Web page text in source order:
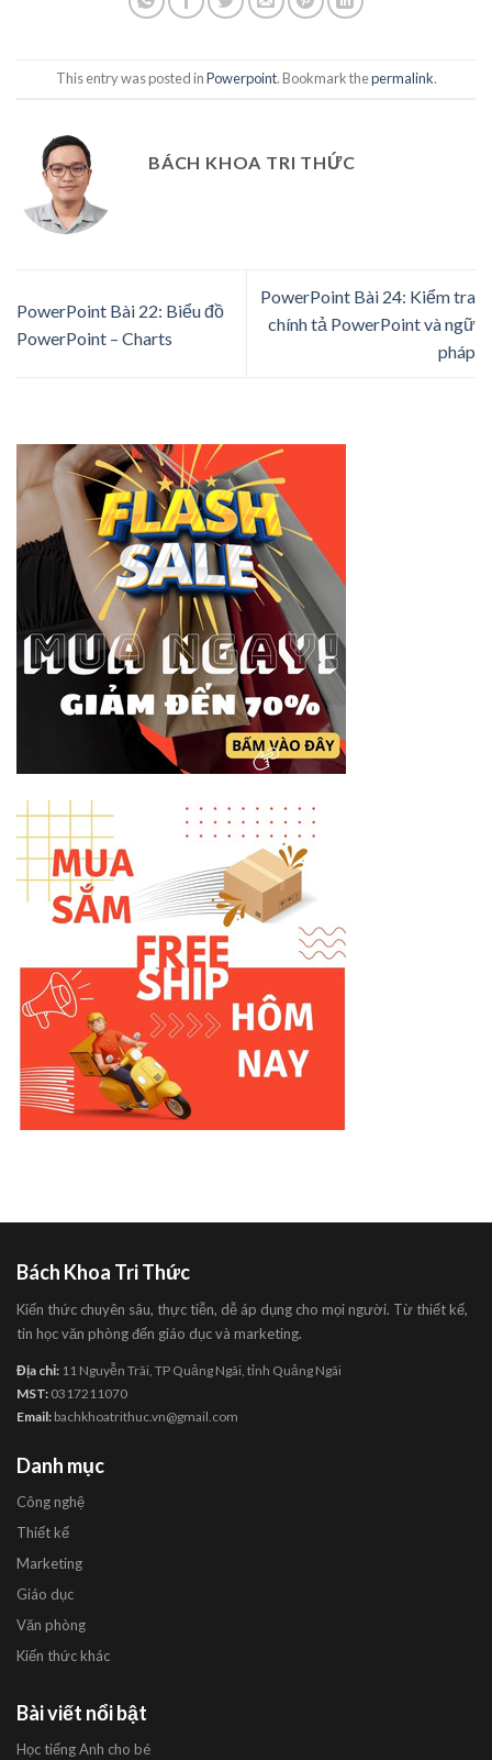
This entry was posted inPowerpoint. Bookmark thepermalink.
BÁCH KHOA TRI THỨC
PowerPoint Bài 22: Biểu đồ
PowerPoint – Charts
PowerPoint Bài 24: Kiểm tra
chính tả PowerPoint và ngữ
pháp
Bách Khoa Tri Thức
Kiến thức chuyên sâu, thực tiễn, dễ áp dụng cho mọi người. Từ thiết kế,
tin học văn phòng đến giáo dục và marketing.
Địa chỉ: 11 Nguyễn Trãi, TP Quảng Ngãi, tỉnh Quảng Ngãi
MST: 0317211070
Email: bachkhoatrithuc.vn@gmail.com
Danh mục
Công nghệ
Thiết kế
Marketing
Giáo dục
Văn phòng
Kiến thức khác
Bài viết nổi bật
Học tiếng Anh cho bé